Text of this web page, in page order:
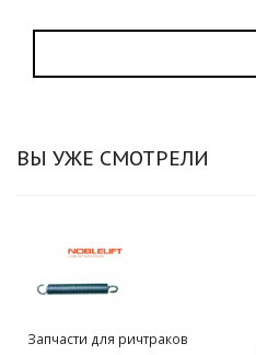
ВЫ УЖЕ СМОТРЕЛИ
Запчасти для ричтраков